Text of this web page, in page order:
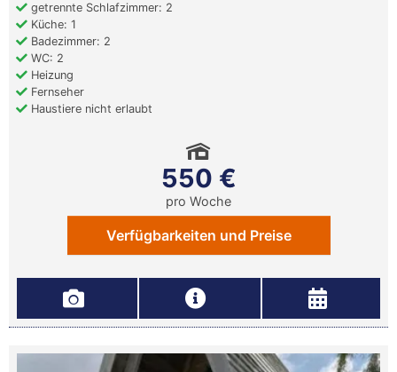
getrennte Schlafzimmer: 2
Küche: 1
Badezimmer: 2
WC: 2
Heizung
Fernseher
Haustiere nicht erlaubt
550 €
pro Woche
Verfügbarkeiten und Preise